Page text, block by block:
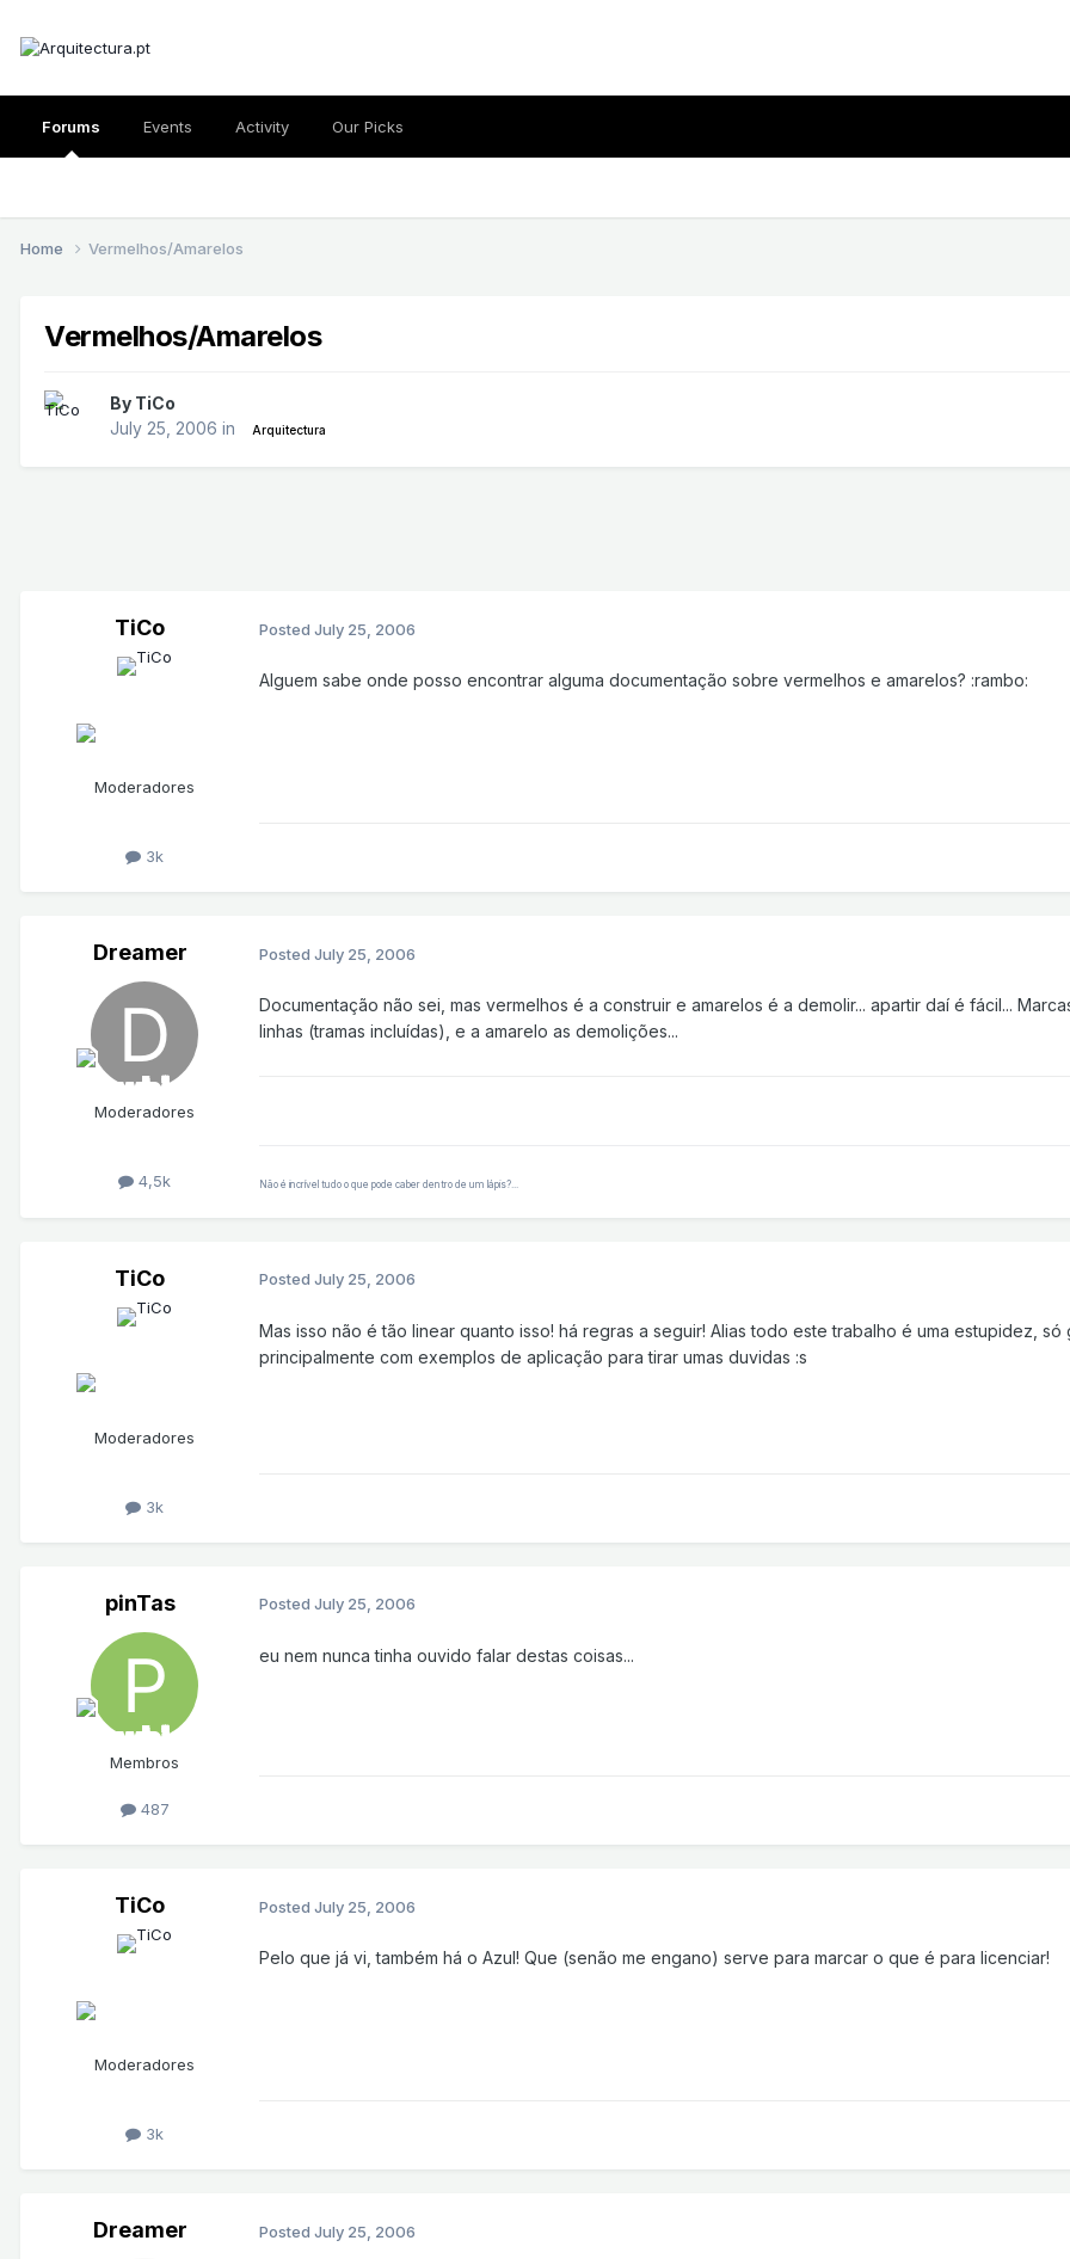
Forums Events Activity Our Picks
Home Vermelhos/Amarelos
Vermelhos/Amarelos
By TiCo
July 25, 2006 in Arquitectura
TiCo
Moderadores
3k
Posted July 25, 2006
Alguem sabe onde posso encontrar alguma documentação sobre vermelhos e amarelos? :rambo:
Dreamer
Moderadores
4,5k
Posted July 25, 2006
Documentação não sei, mas vermelhos é a construir e amarelos é a demolir... apartir daí é fácil...
linhas (tramas incluídas), e a amarelo as demolições...
Não é incrível tudo o que pode caber dentro de um lápis?...
TiCo
Moderadores
3k
Posted July 25, 2006
Mas isso não é tão linear quanto isso! há regras a seguir! Alias todo este trabalho é uma estupidez,
principalmente com exemplos de aplicação para tirar umas duvidas :s
pinTas
Membros
487
Posted July 25, 2006
eu nem nunca tinha ouvido falar destas coisas...
TiCo
Moderadores
3k
Posted July 25, 2006
Pelo que já vi, também há o Azul! Que (senão me engano) serve para marcar o que é para licenciar!
Dreamer Posted July 25, 2006